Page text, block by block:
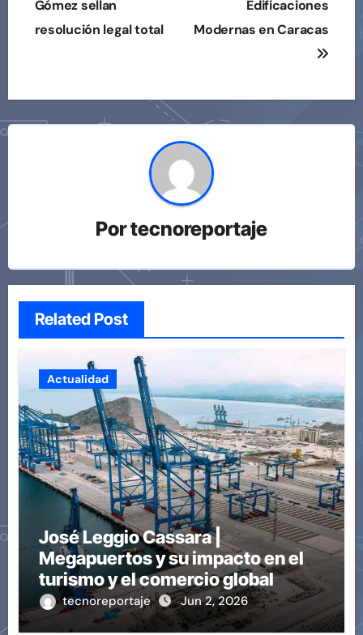
entradas
Gómez sellan
resolución legal total
Edificaciones
Modernas en Caracas
Portecnoreportaje
Related Post
Actualidad
José Leggio Cassara |
Megapuertos y su impacto en el
turismo y el comercio global
tecnoreportaje Jun 2, 2026